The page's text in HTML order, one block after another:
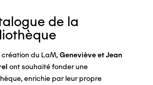
de la
création du LaM,Geneviève et Jean
ont souhaité fonder une
enrichie par leur propre